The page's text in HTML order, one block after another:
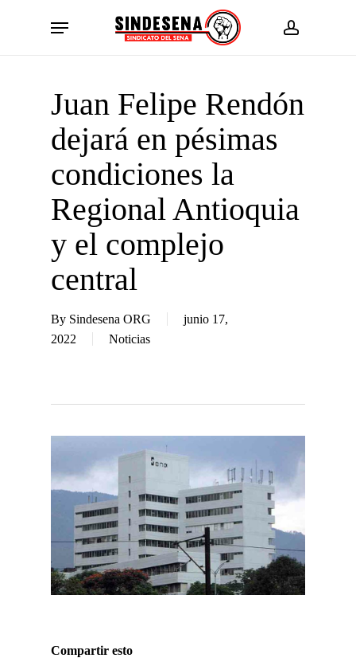
account
Menu
Juan Felipe Rendón
dejará en pésimas
condiciones la
Regional Antioquia
y el complejo
central
By Sindesena ORG
junio 17,
2022
Noticias
Compartir esto